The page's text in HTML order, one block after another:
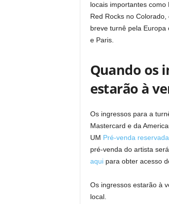
locais importantes como
Red Rocks no
breve turnê pela
e Paris.
Quando os
estarão à
Os ingressos para a
Mastercard e da
UM Pré-venda
pré-venda do artista
aquipara obter acesso
Os ingressos estarão à
local.